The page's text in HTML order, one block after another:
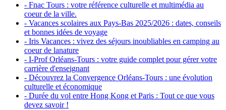
- Fnac Tours : votre référence culturelle et multimédia au
coeur de la ville.
- Vacances scolaires aux Pays-Bas 2025/2026 : dates, conseils
et bonnes idées de voyage
- Iris Vacances : vivez des séjours inoubliables en camping au
coeur de lanature
- I-Prof Orléans-Tours : votre guide complet pour gérer votre
carrière d'enseignant
- Découvrez la Convergence Orléans-Tours : une évolution
culturelle et économique
- Durée du vol entre Hong Kong et Paris : Tout ce que vous
devez savoir !